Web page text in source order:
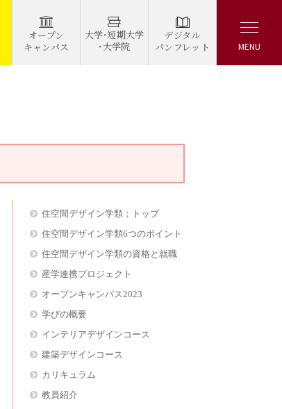
オープン
キャンパス
大学・短期大学
・大学院
デジタル
パンフレット
MENU
住空間デザイン学類：トップ
住空間デザイン学類6つのポイント
住空間デザイン学類の資格と就職
産学連携プロジェクト
オープンキャンパス2023
学びの概要
インテリアデザインコース
建築デザインコース
カリキュラム
教員紹介